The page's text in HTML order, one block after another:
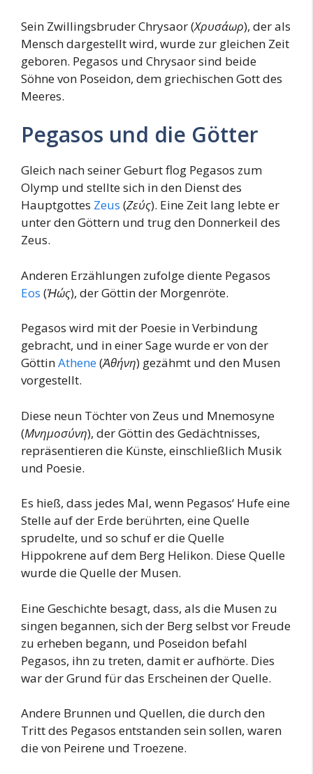
Sein Zwillingsbruder Chrysaor (Χρυσάωρ), der als
Mensch dargestellt wird, wurde zur gleichen Zeit
geboren. Pegasos und Chrysaor sind beide
Söhne von Poseidon, dem griechischen Gott des
Meeres.
Pegasos und die Götter
Gleich nach seiner Geburt flog Pegasos zum
Olymp und stellte sich in den Dienst des
Hauptgottes Zeus (Ζεύς). Eine Zeit lang lebte er
unter den Göttern und trug den Donnerkeil des
Zeus.
Anderen Erzählungen zufolge diente Pegasos
Eos (Ἠώς), der Göttin der Morgenröte.
Pegasos wird mit der Poesie in Verbindung
gebracht, und in einer Sage wurde er von der
GöttinAthene(Ἀθήνη) gezähmt und den Musen
vorgestellt.
Diese neun Töchter von Zeus und Mnemosyne
(Μνημοσύνη), der Göttin des Gedächtnisses,
repräsentieren die Künste, einschließlich Musik
und Poesie.
Es hieß, dass jedes Mal, wenn Pegasos‘ Hufe eine
Stelle auf der Erde berührten, eine Quelle
sprudelte, und so schuf er die Quelle
Hippokrene auf dem Berg Helikon. Diese Quelle
wurde die Quelle der Musen.
Eine Geschichte besagt, dass, als die Musen zu
singen begannen, sich der Berg selbst vor Freude
zu erheben begann, und Poseidon befahl
Pegasos, ihn zu treten, damit er aufhörte. Dies
war der Grund für das Erscheinen der Quelle.
Andere Brunnen und Quellen, die durch den
Tritt des Pegasos entstanden sein sollen, waren
die von Peirene und Troezene.